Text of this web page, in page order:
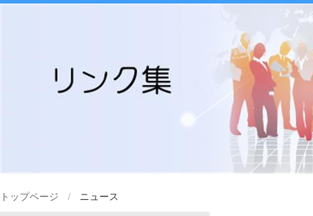
トップページ / ニュース